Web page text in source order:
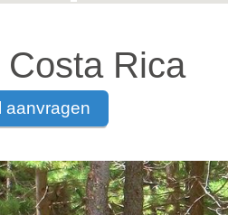
Rica
aanvragen